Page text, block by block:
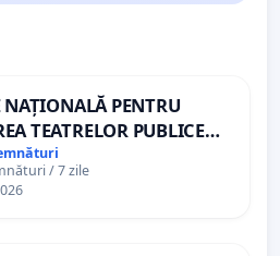
NAȚIONALĂ PENTRU
TEATRELOR PUBLICE
DIN ROMÂNIA
/ 7 zile